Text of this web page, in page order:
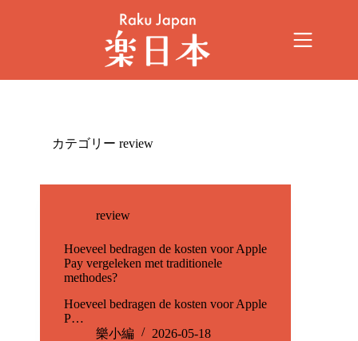
カテゴリー review
review
Hoeveel bedragen de kosten voor Apple
Pay vergeleken met traditionele
methodes?
Hoeveel bedragen de kosten voor Apple
P…
樂小編
2026-05-18